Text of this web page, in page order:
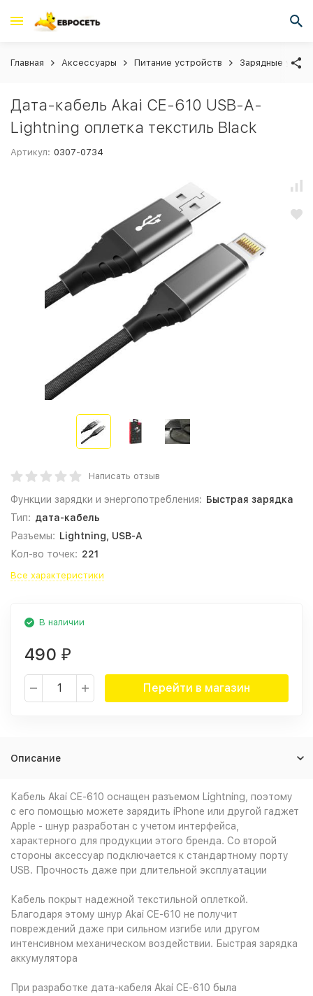
Главная Аксессуары Питание устройств Зарядные
Дата-кабель Akai CE-610 USB-A-
Lightning оплетка текстиль Black
Артикул: 0307-0734
Написать отзыв
Функции зарядки и энергопотребления: Быстрая зарядка
Тип: дата-кабель
Разъемы: Lightning, USB-A
Кол-во точек: 221
Все характеристики
В наличии
490 ₽
Перейти в магазин
Описание
Кабель Akai CE-610 оснащен разъемом Lightning, поэтому
с его помощью можете зарядить iPhone или другой гаджет
Apple - шнур разработан с учетом интерфейса,
характерного для продукции этого бренда. Со второй
стороны аксессуар подключается к стандартному порту
USB. Прочность даже при длительной эксплуатации
Кабель покрыт надежной текстильной оплеткой.
Благодаря этому шнур Akai CE-610 не получит
повреждений даже при сильном изгибе или другом
интенсивном механическом воздействии. Быстрая зарядка
аккумулятора
При разработке дата-кабеля Akai CE-610 была